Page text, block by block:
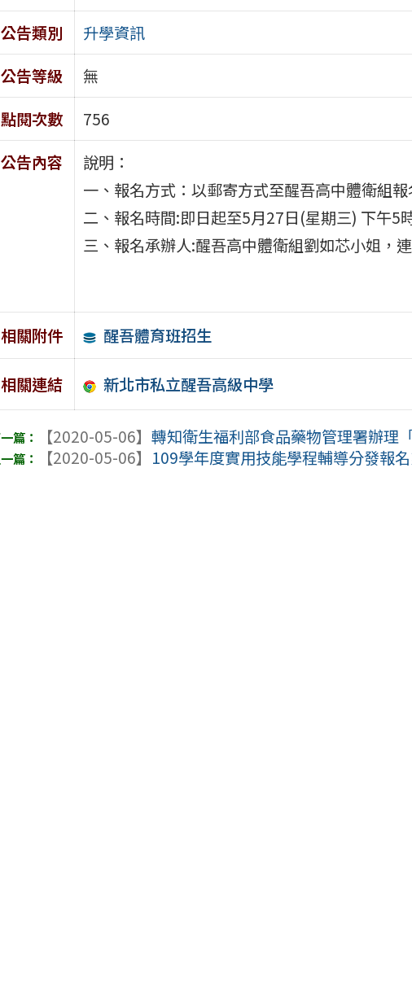
公告類別
升學資訊
公告等級
無
點閱次數
756
公告內容
說明：
一、報名方式：以郵寄方式至醒吾高中體衛組報
二、報名時間:即日起至5月27日(星期三) 下午5
三、報名承辦人:醒吾高中體衛組劉如芯小姐，
相關附件 醒吾體育班招生
相關連結 新北市私立醒吾高級中學
【2020-05-06】轉知衛生福利部食品藥物管理署辦理
【2020-05-06】 109學年度實用技能學程輔導分發報